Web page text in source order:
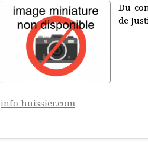
Du
de
info-huissier.com